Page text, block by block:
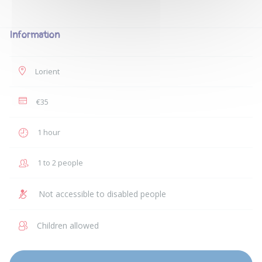
Information
Lorient
€35
1 hour
1 to 2 people
Not accessible to disabled people
Children allowed